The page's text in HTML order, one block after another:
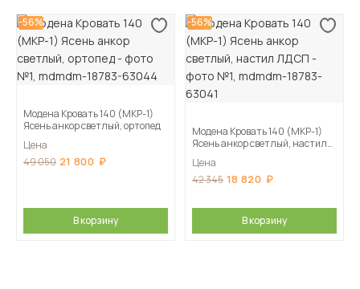
-56%
Модена Кровать 140 (МКР-1)
Ясень анкор светлый, ортопед
Цена
49 050 21 800
В корзину
-56%
Модена Кровать 140 (МКР-1)
Ясень анкор светлый, настил
Цена
42 345 18 820
В корзину